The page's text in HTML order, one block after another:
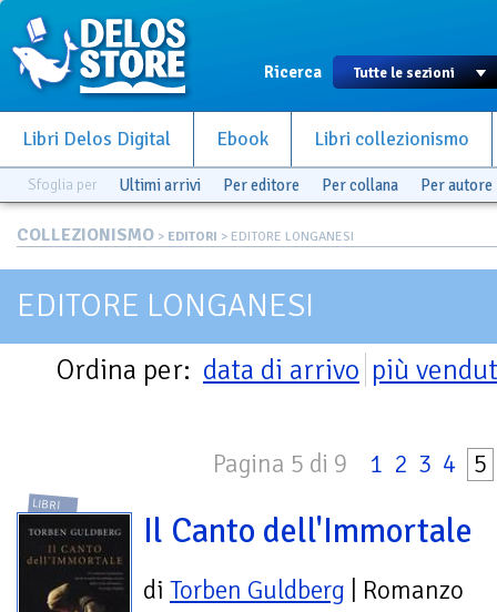
Ricerca
Libri Delos Digital Ebook Libri collezionismo
Sfoglia per Ultimi arrivi Per editore Per collana Per autore
COLLEZIONISMO > EDITORI > EDITORE LONGANESI
EDITORE LONGANESI
Ordina per: data di arrivo più
Pagina 5 di 9 1 2 3 4 5
LIBRI
Il Canto dell'Immortale
di Torben Guldberg | Romanzo